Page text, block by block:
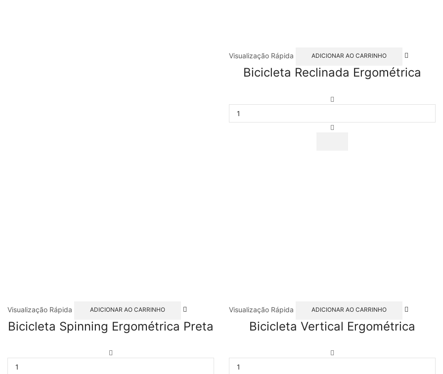
Visualização Rápida ADICIONAR AO CARRINHO
Bicicleta Reclinada Ergométrica
Visualização Rápida ADICIONAR AO CARRINHO
Bicicleta Spinning Ergométrica Preta
Visualização Rápida ADICIONAR AO CARRINHO
Bicicleta Vertical Ergométrica